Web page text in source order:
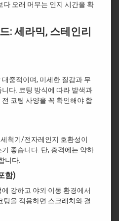
다 오래 머무는 인지 시간을 확
: 세라믹, 스테인리
중적이며, 미세한 질감과 무
다. 코팅 방식에 따라 발색과
코팅 사양을 꼭 확인해야 합
척기/전자레인지 호환성이
좋습니다. 단, 충격에는 약하
니다.
함)
강하고 야외·이동 환경에서
팅을 적용하면 스크래치와 결